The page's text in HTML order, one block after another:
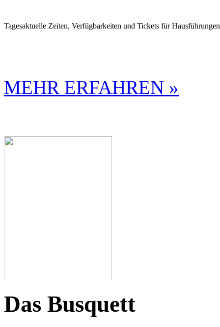
Tagesaktuelle Zeiten, Verfügbarkeiten und Tickets für
MEHR ERFAHREN »
Das Busquett